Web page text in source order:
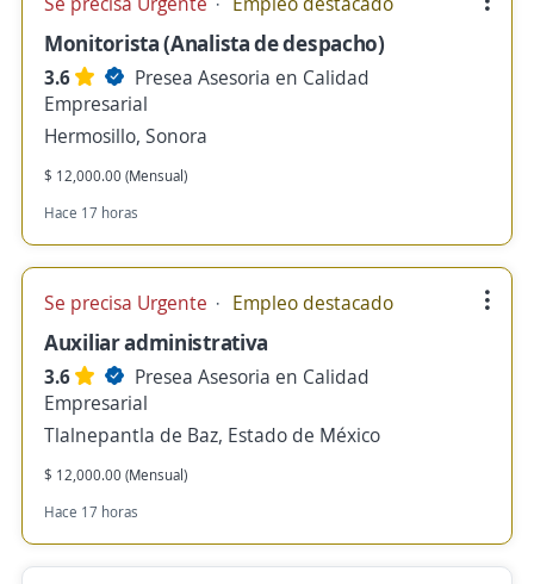
Monitorista (Analista de despacho)
3.6
Presea Asesoria en Calidad
Empresarial
Hermosillo, Sonora
$ 12,000.00 (Mensual)
Hace 17 horas
Se precisa Urgente Empleo destacado
Auxiliar administrativa
3.6
Presea Asesoria en Calidad
Empresarial
Tlalnepantla de Baz, Estado de México
$ 12,000.00 (Mensual)
Hace 17 horas